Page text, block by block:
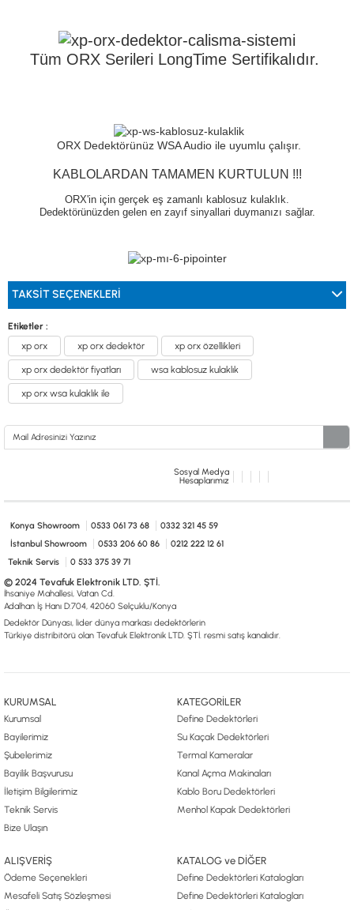
Tüm ORX Serileri LongTime Sertifikalıdır.
ORX Dedektörünüz WSA Audio ile uyumlu çalışır.
KABLOLARDAN TAMAMEN KURTULUN !!!
ORX'in için gerçek eş zamanlı kablosuz kulaklık.
Dedektörünüzden gelen en zayıf sinyallari duymanızı sağlar.
TAKSIT SEÇENEKLERI
Etiketler :
xp orx
xp orx dedektör xp orx özellikleri
xp orx dedektör fiyatları wsa kablosuz kulaklık
xp orx wsa kulaklık ile
Sosyal Medya
Hesaplarımız
Konya Showroom 0533 061 73 68
0332 321 45 59
İstanbul Showroom
0533 206 60 86
0212 222 12 61
Teknik Servis
0 533 375 39 71
© 2024 Tevafuk Elektronik LTD. ŞTİ.
İhsaniye Mahallesi, Vatan Cd.
Adalhan İş Hanı D:704, 42060 Selçuklu/Konya
Dedektör Dünyası, lider dünya markası dedektörlerin
Türkiye distribitörü olan Tevafuk Elektronik LTD. ŞTİ. resmi satış kanalıdır.
KURUMSAL
Kurumsal
Bayilerimiz
Şubelerimiz
Bayilik Başvurusu
İletişim Bilgilerimiz
Teknik Servis
Bize Ulaşın
KATEGORİLER
Define Dedektörleri
Su Kaçak Dedektörleri
Termal Kameralar
Kanal Açma Makinaları
Kablo Boru Dedektörleri
Menhol Kapak Dedektörleri
ALIŞVERİŞ
Ödeme Seçenekleri
Mesafeli Satış Sözleşmesi
KATALOG ve DİĞER
Define Dedektörleri Katalogları
Define Dedektörleri Katalogları